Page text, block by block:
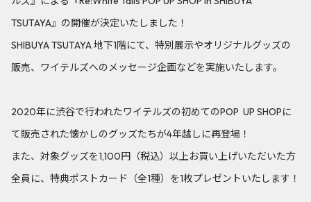
TSUTAYA』の開催が決定いたしました！
SHIBUYA TSUTAYA 地下1階にて、特別展示やオリジナルグッズの
販売、ワイテルズへのメッセージ企画などを実施いたします。
2020年に渋谷で行われたワイテルズの初めてのPOP UP SHOPに
て販売された懐かしのグッズたちが4年越しに再登場！
また、対象グッズを1,100円（税込）以上お買い上げいただいた方
全員に、特典ポストカード（全1種）を1枚プレゼントいたします！